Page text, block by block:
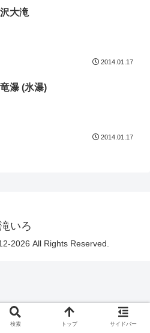
大滝
2014.01.17
瀑 (氷瀑)
2014.01.17
滝いろ
2026 All Rights Reserved.
検索 トップ サイドバー